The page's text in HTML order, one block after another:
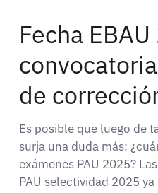
Fecha
de
Es posible que luego de
surja una duda más:
exámenes PAU 2025?
PAU selectividad 2025